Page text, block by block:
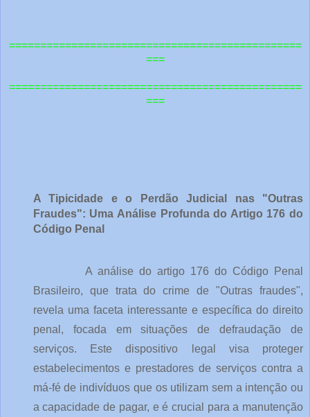
===============================================
===
===============================================
===
A Tipicidade e o Perdão Judicial nas "Outras
Fraudes": Uma Análise Profunda do Artigo 176 do
Código Penal
A análise do artigo 176 do Código Penal
Brasileiro, que trata do crime de "Outras fraudes",
revela uma faceta interessante e específica do direito
penal, focada em situações de defraudação de
serviços. Este dispositivo legal visa proteger
estabelecimentos e prestadores de serviços contra a
má-fé de indivíduos que os utilizam sem a intenção ou
a capacidade de pagar, e é crucial para a manutenção